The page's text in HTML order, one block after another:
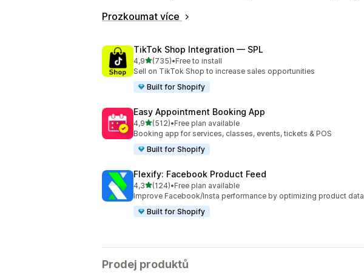
Prozkoumat více
TikTok Shop Integration — SPL
4,9z 5 hvězd
(735)
Celkový počet recenzí: 735
•Free to install
Sell on TikTok Shop to increase sales opportunities
Built for Shopify
Easy Appointment Booking App
4,9z 5 hvězd
(512)
Celkový počet recenzí: 512
•Free plan available
Booking app for services, classes, events, tickets & POS
Built for Shopify
Flexify: Facebook Product Feed
4,3z 5 hvězd
(124)
Celkový počet recenzí: 124
•Free plan available
Improve Facebook/Insta performance by optimizing product data
Built for Shopify
Prodej produktů